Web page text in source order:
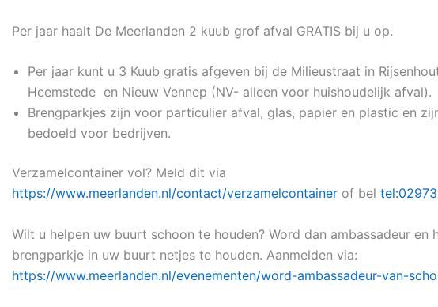
Per jaar haalt De Meerlanden 2 kuub grof afval GRATIS bij u op.
Per jaar kunt u 3 Kuub gratis afgeven bij de Milieustraat in
Heemstede en Nieuw Vennep (NV- alleen voor huishoudelijk afval).
Brengparkjes zijn voor particulier afval, glas, papier en plastic en
bedoeld voor bedrijven.
Verzamelcontainer vol? Meld dit via
https://www.meerlanden.nl/contact/verzamelcontainer of bel
Wilt u helpen uw buurt schoon te houden? Word dan ambassadeur en
brengparkje in uw buurt netjes te houden. Aanmelden via:
https://www.meerlanden.nl/evenementen/word-ambassadeur-van-